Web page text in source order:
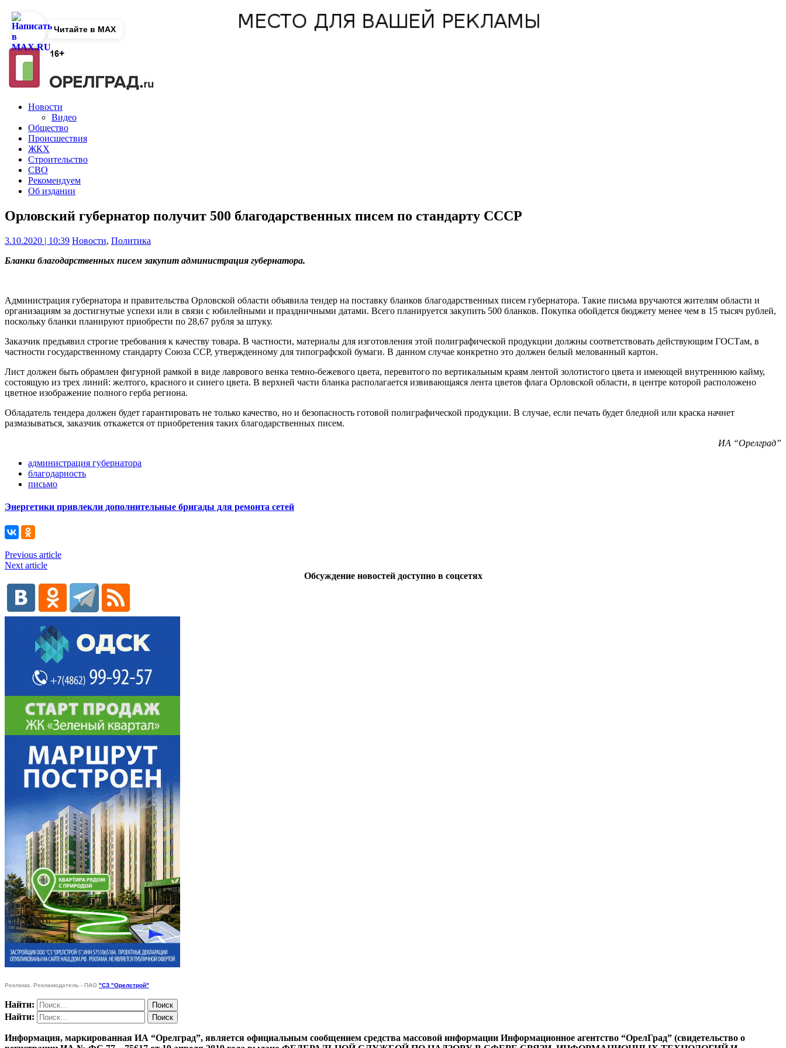
Новости
Видео
Общество
Происшествия
ЖКХ
Строительство
СВО
Рекомендуем
Об издании
Орловский губернатор получит 500 благодарственных писем по стандарту СССР
3.10.2020 | 10:39 Новости, Политика
Бланки благодарственных писем закупит администрация губернатора.
Администрация губернатора и правительства Орловской области объявила тендер на поставку бланков благодарственных писем губернатора. Такие письма вручаются жителям области и
организациям за достигнутые успехи или в связи с юбилейными и праздничными датами. Всего планируется закупить 500 бланков. Покупка обойдется бюджету менее чем в 15 тысяч рублей,
поскольку бланки планируют приобрести по 28,67 рубля за штуку.
Заказчик предъявил строгие требования к качеству товара. В частности, материалы для изготовления этой полиграфической продукции должны соответствовать действующим ГОСТам, в
частности государственному стандарту Союза ССР, утвержденному для типографской бумаги. В данном случае конкретно это должен белый мелованный картон.
Лист должен быть обрамлен фигурной рамкой в виде лаврового венка темно-бежевого цвета, перевитого по вертикальным краям лентой золотистого цвета и имеющей внутреннюю кайму,
состоящую из трех линий: желтого, красного и синего цвета. В верхней части бланка располагается извивающаяся лента цветов флага Орловской области, в центре которой расположено
цветное изображение полного герба региона.
Обладатель тендера должен будет гарантировать не только качество, но и безопасность готовой полиграфической продукции. В случае, если печать будет бледной или краска начнет
размазываться, заказчик откажется от приобретения таких благодарственных писем.
ИА “Орелград”
администрация губернатора
благодарность
письмо
Энергетики привлекли дополнительные бригады для ремонта сетей
Previous article
Next article
Обсуждение новостей доступно в соцсетях
Реклама. Рекламодатель - ПАО "СЗ "Орелстрой"
Найти:
Найти:
Информация, маркированная ИА “Орелград”, является официальным сообщением средства массовой информации Информационное агентство “ОрелГрад” (свидетельство о
Читайте в MAX